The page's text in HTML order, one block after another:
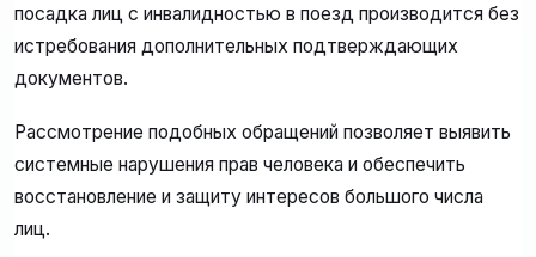
посадка лиц с инвалидностью в поезд производится без
истребования дополнительных подтверждающих
документов.
Рассмотрение подобных обращений позволяет выявить
системные нарушения прав человека и обеспечить
восстановление и защиту интересов большого числа
лиц.